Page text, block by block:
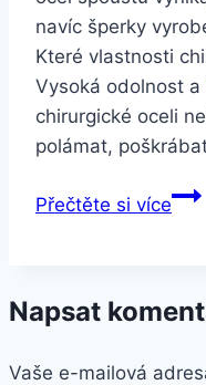
navíc šperky
Které vlastnosti
Vysoká odolnost
chirurgické oceli
polámat,
Přečtěte si více
3
Napsat
Vaše e-mailová